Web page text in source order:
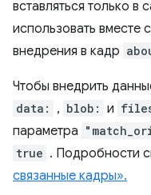
вставляться только
использовать вместе с
внедрения в кадр
Чтобы внедрить
data: , blob: и
параметра
true . Подробности
связанные кадры».